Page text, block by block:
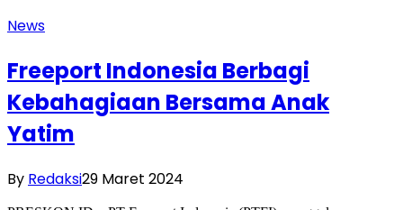
News
Freeport Indonesia Berbagi
Kebahagiaan Bersama Anak
Yatim
By Redaksi29 Maret 2024